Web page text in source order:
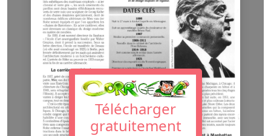
Télécharger
gratuitement